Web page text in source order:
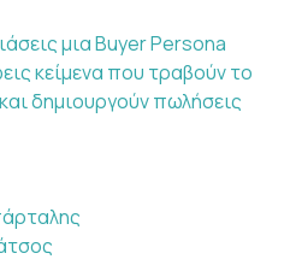
μια Buyer Persona
κείμενα που τραβούν το
δημιουργούν πωλήσεις